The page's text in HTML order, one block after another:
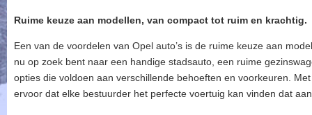
Ruime keuze aan modellen, van compact tot ruim en krachtig.
Een van de voordelen van Opel auto’s is de ruime keuze aan
nu op zoek bent naar een handige stadsauto, een ruime
opties die voldoen aan verschillende behoeften en voorkeuren.
ervoor dat elke bestuurder het perfecte voertuig kan vinden dat